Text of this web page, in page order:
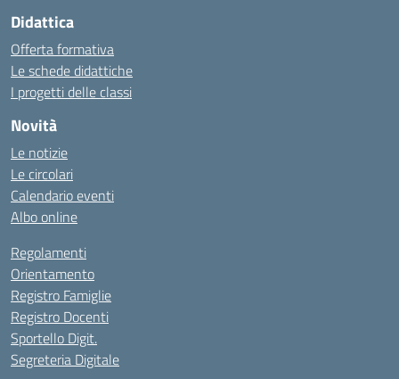
Didattica
Offerta formativa
Le schede didattiche
I progetti delle classi
Novità
Le notizie
Le circolari
Calendario eventi
Albo online
Regolamenti
Orientamento
Registro Famiglie
Registro Docenti
Sportello Digit.
Segreteria Digitale